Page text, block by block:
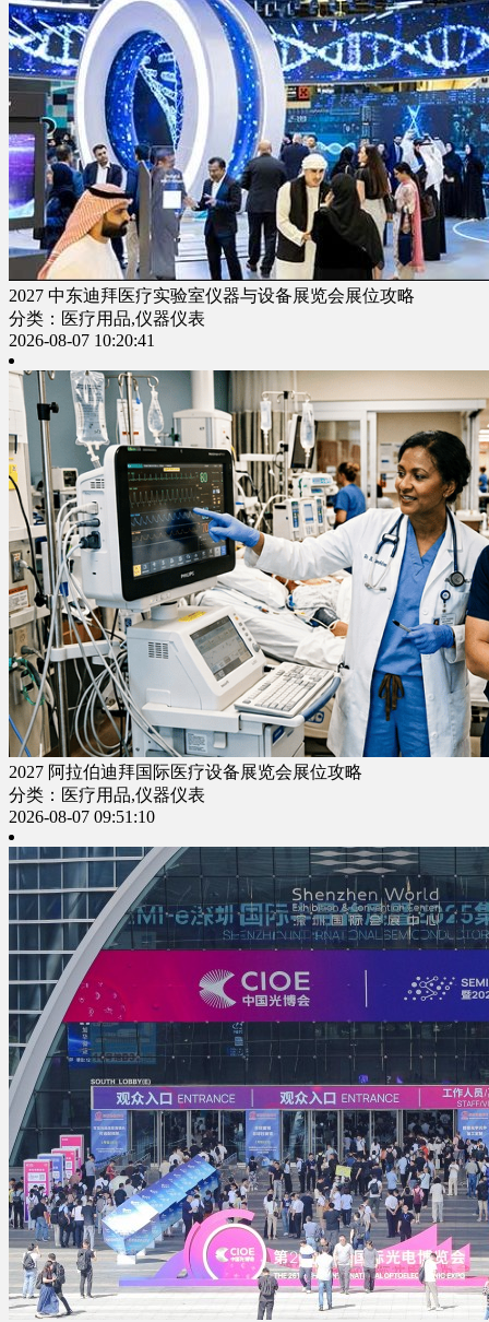
2027 中东迪拜医疗实验室仪器与设备展览会展位攻略
分类：医疗用品,仪器仪表
2026-08-07 10:20:41
2027 阿拉伯迪拜国际医疗设备展览会展位攻略
分类：医疗用品,仪器仪表
2026-08-07 09:51:10